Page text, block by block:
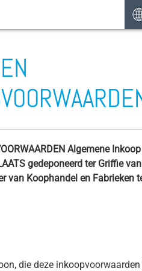
Algemene
gedeponeerd ter Griffie
van Koophandel en Fabrieken
die deze